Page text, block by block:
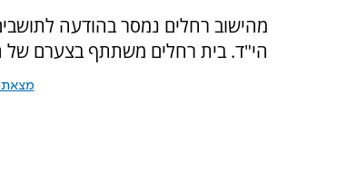
מהישוב רחלים נמסר בהודעה
הי"ד. בית רחלים משתתף בצערם